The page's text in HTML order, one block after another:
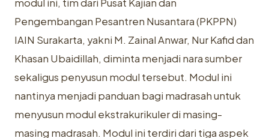
modul ini, tim dari Pusat Kajian dan
Pengembangan Pesantren Nusantara (PKPPN)
IAIN Surakarta, yakni M. Zainal Anwar, Nur Kafid dan
Khasan Ubaidillah, diminta menjadi nara sumber
sekaligus penyusun modul tersebut. Modul ini
nantinya menjadi panduan bagi madrasah untuk
menyusun modul ekstrakurikuler di masing-
masing madrasah. Modul ini terdiri dari tiga aspek